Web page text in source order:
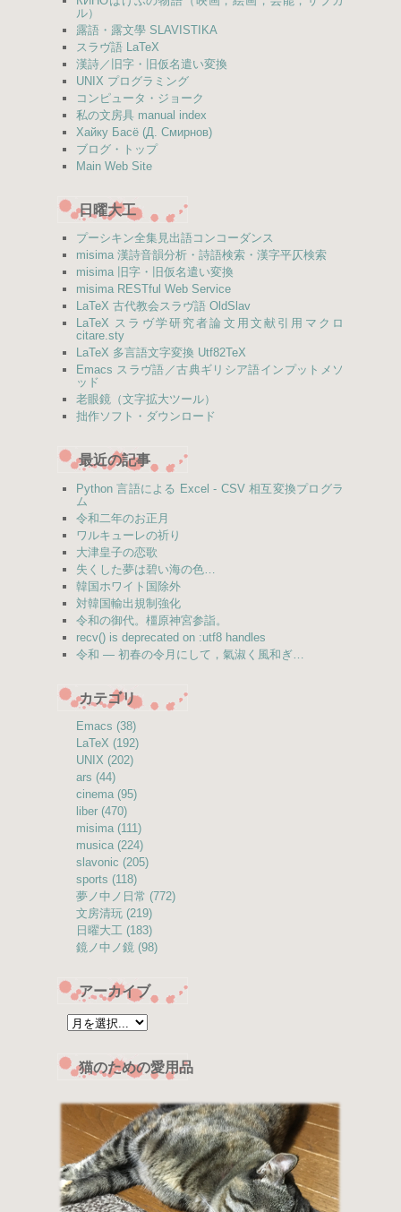
ル）
露語・露文學 SLAVISTIKA
スラヴ語 LaTeX
漢詩／旧字・旧仮名遣い変換
UNIX プログラミング
コンピュータ・ジョーク
私の文房具 manual index
Хайку Басё (Д. Смирнов)
ブログ・トップ
Main Web Site
日曜大工
プーシキン全集見出語コンコーダンス
misima 漢詩音韻分析・詩語検索・漢字平仄検索
misima 旧字・旧仮名遣い変換
misima RESTful Web Service
LaTeX 古代教会スラヴ語 OldSlav
LaTeX スラヴ学研究者論文用文献引用マクロ
citare.sty
LaTeX 多言語文字変換 Utf82TeX
Emacs スラヴ語／古典ギリシア語インプットメソ
ッド
老眼鏡（文字拡大ツール）
拙作ソフト・ダウンロード
最近の記事
Python 言語による Excel - CSV 相互変換プログラ
ム
令和二年のお正月
ワルキューレの祈り
大津皇子の恋歌
失くした夢は碧い海の色…
韓国ホワイト国除外
対韓国輸出規制強化
令和の御代。橿原神宮参詣。
recv() is deprecated on :utf8 handles
令和 — 初春の令月にして，氣淑く風和ぎ…
カテゴリ
Emacs (38)
LaTeX (192)
UNIX (202)
ars (44)
cinema (95)
liber (470)
misima (111)
musica (224)
slavonic (205)
sports (118)
夢ノ中ノ日常 (772)
文房清玩 (219)
日曜大工 (183)
鏡ノ中ノ鏡 (98)
アーカイブ
猫のための愛用品